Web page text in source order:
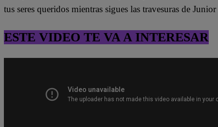
tus seres queridos mientras sigues las travesuras de
ESTE VIDEO TE VA A INTERESAR